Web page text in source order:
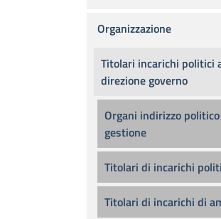
Organizzazione
Titolari incarichi politici
direzione governo
Organi indirizzo
gestione
Titolari di incarichi
Titolari di incarichi di